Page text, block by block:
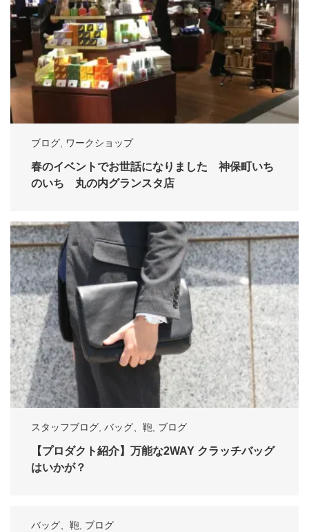
ブログ, ワークショップ
春のイベントでお世話になりました 神保町いち
のいち 丸の内グランスタ店
スタッフブログ バッグ、鞄 ブログ
【プロダクト紹介】万能な2WAY クラッチバッグ
はいかが？
バッグ、鞄 ブログ